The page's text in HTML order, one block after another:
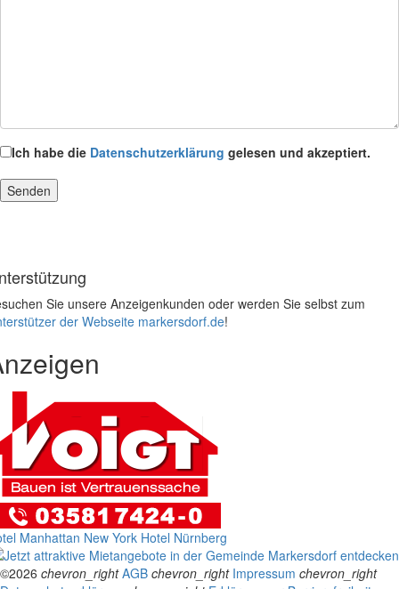
Ich habe die Datenschutzerklärung gelesen und akzeptiert.
Sie unsere Anzeigenkunden oder werden Sie selbst zum
der Webseite markersdorf.de!
Manhattan New York Hotel Nürnberg
©2026 chevron_right AGB chevron_right Impressum chevron_right